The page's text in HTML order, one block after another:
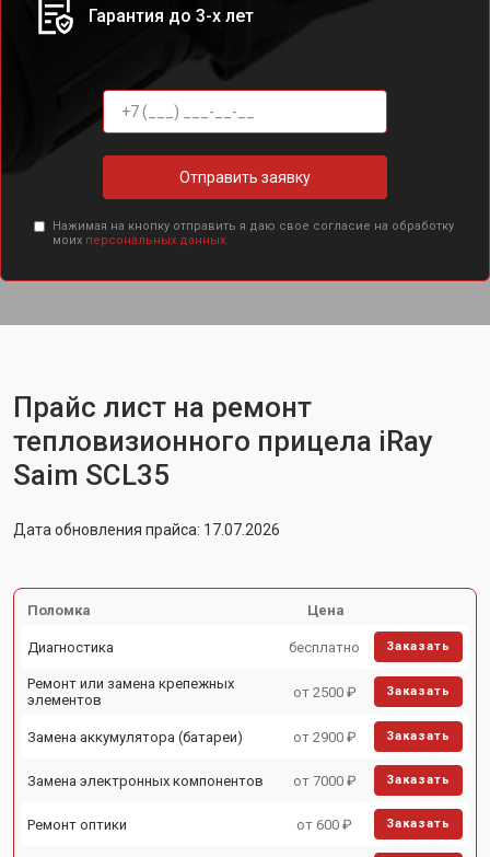
Гарантия до 3-х лет
Отправить заявку
Нажимая на кнопку отправить я даю свое согласие на обработку
моих персональных данных.
Прайс лист на ремонт
тепловизионного прицела iRay
Saim SCL35
Дата обновления прайса: 17.07.2026
Поломка Цена
Диагностика бесплатно Заказать
Ремонт или замена крепежных
элементов
от 2500 ₽ Заказать
Замена аккумулятора (батареи) от 2900 ₽ Заказать
Замена электронных компонентов от 7000 ₽ Заказать
Ремонт оптики от 600 ₽ Заказать